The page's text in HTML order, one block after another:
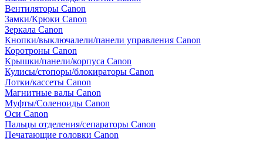
Вентиляторы Canon
Замки/Крюки Canon
Зеркала Canon
Кнопки/выключалели/панели управления Canon
Коротроны Canon
Крышки/панели/корпуса Canon
Кулисы/стопоры/блокираторы Canon
Лотки/кассеты Canon
Магнитные валы Canon
Муфты/Соленоиды Canon
Оси Canon
Пальцы отделения/сепараторы Canon
Печатающие головки Canon